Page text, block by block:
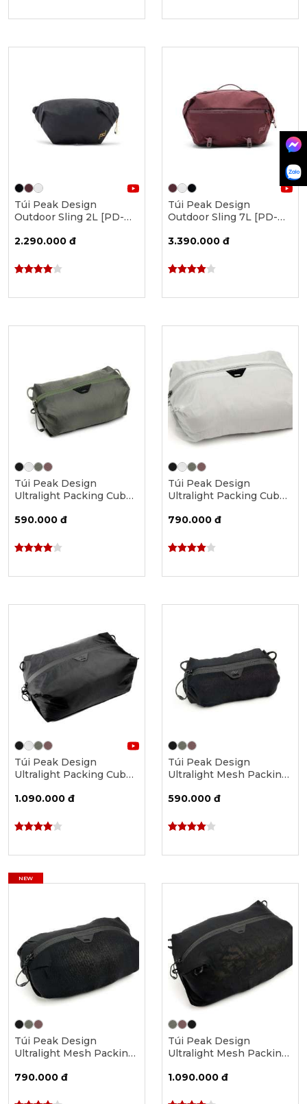
Túi Peak Design
Outdoor Sling 2L [PD-
2.290.000 đ
Túi Peak Design
Outdoor Sling 7L [PD-
3.390.000 đ
Túi Peak Design
Ultralight Packing Cube -
590.000 đ
Túi Peak Design
Ultralight Packing Cube -
790.000 đ
Túi Peak Design
Ultralight Packing Cube -
1.090.000 đ
Túi Peak Design
Ultralight Mesh Packing
590.000 đ
NEW
Túi Peak Design
Ultralight Mesh Packing
790.000 đ
Túi Peak Design
Ultralight Mesh Packing
1.090.000 đ